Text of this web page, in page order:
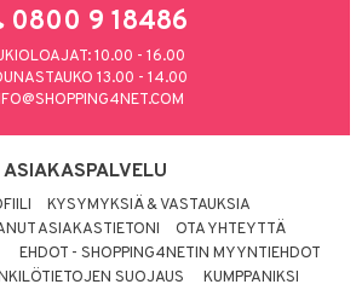
0800 9 18486
10.00 - 16.00
13.00 - 14.00
ASIAKASPALVELU
KYSYMYKSIÄ & VASTAUKSIA
ASIAKASTIETONI
OTA YHTEYTTÄ
EHDOT - SHOPPING4NETIN MYYNTIEHDOT
SUOJAUS
KUMPPANIKSI